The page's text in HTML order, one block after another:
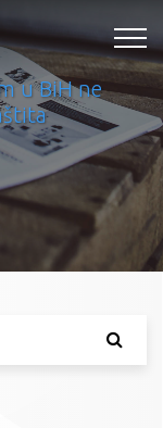
u BiH ne